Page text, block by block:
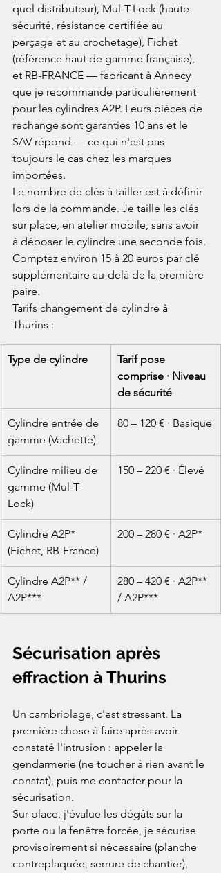
quel distributeur), Mul-T-Lock (haute
sécurité, résistance certifiée au
perçage et au crochetage), Fichet
(référence haut de gamme française),
et RB-FRANCE — fabricant à Annecy
que je recommande particulièrement
pour les cylindres A2P. Leurs pièces de
rechange sont garanties 10 ans et le
SAV répond — ce qui n'est pas
toujours le cas chez les marques
importées.
Le nombre de clés à tailler est à définir
lors de la commande. Je taille les clés
sur place, en atelier mobile, sans avoir
à déposer le cylindre une seconde fois.
Comptez environ 15 à 20 euros par clé
supplémentaire au-delà de la première
paire.
Tarifs changement de cylindre à
Thurins :
Type de cylindre
Tarif pose
comprise · Niveau
de sécurité
Cylindre entrée de
gamme (Vachette)
80 – 120 € · Basique
Cylindre milieu de
gamme (Mul-T-
Lock)
150 – 220 € · Élevé
Cylindre A2P*
(Fichet, RB-France)
200 – 280 € · A2P*
Cylindre A2P** /
A2P***
280 – 420 € · A2P**
/ A2P***
Sécurisation après
effraction à Thurins
Un cambriolage, c'est stressant. La
première chose à faire après avoir
constaté l'intrusion : appeler la
gendarmerie (ne toucher à rien avant le
constat), puis me contacter pour la
sécurisation.
Sur place, j'évalue les dégâts sur la
porte ou la fenêtre forcée, je sécurise
provisoirement si nécessaire (planche
contreplaquée, serrure de chantier),